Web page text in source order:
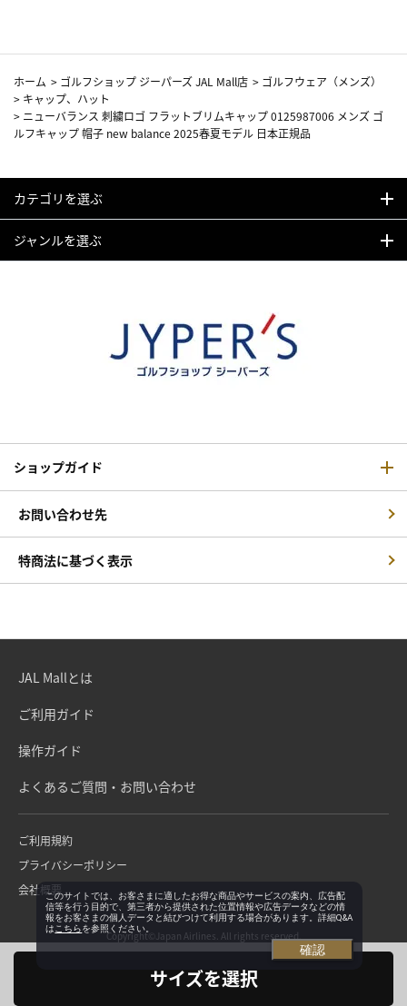
サイズを選択
ホーム > ゴルフショップ ジーパーズ JAL Mall店 > ゴルフウェア（メンズ）
> キャップ、ハット
> ニューバランス 刺繍ロゴ フラットブリムキャップ 0125987006 メンズ ゴ
ルフキャップ 帽子 new balance 2025春夏モデル 日本正規品
カテゴリを選ぶ
ジャンルを選ぶ
ショップガイド
お問い合わせ先
特商法に基づく表示
JAL Mallとは
ご利用ガイド
操作ガイド
よくあるご質問・お問い合わせ
ご利用規約
プライバシーポリシー
会社概要
Copyright©Japan Airlines. All rights reserved.
このサイトでは、お客さまに適したお得な商品やサービスの案内、広告配
信等を行う目的で、第三者から提供された位置情報や広告データなどの情
報をお客さまの個人データと結びつけて利用する場合があります。詳細Q&A
は こちらを参照ください。
確認